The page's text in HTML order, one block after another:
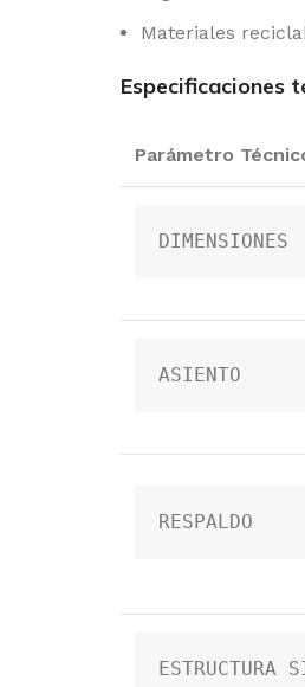
Materiales
Especificaciones
Parámetro
DIMENSIONES
ASIENTO
RESPALDO
ESTRUCTURA